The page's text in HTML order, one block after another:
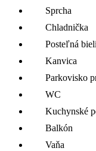
Sprcha
Chladnička
Posteľná
Kanvica
Parkovisko
WC
Kuchynské
Balkón
Vaňa